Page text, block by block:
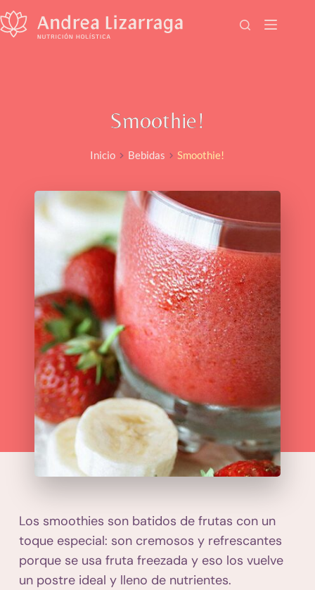
al
contenido
Smoothie!
Inicio Bebidas Smoothie!
Los smoothies son batidos de frutas con un
toque especial: son cremosos y refrescantes
porque se usa fruta freezada y eso los vuelve
un postre ideal y lleno de nutrientes.